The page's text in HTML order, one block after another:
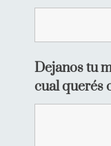
Dejanos tu
cual querés